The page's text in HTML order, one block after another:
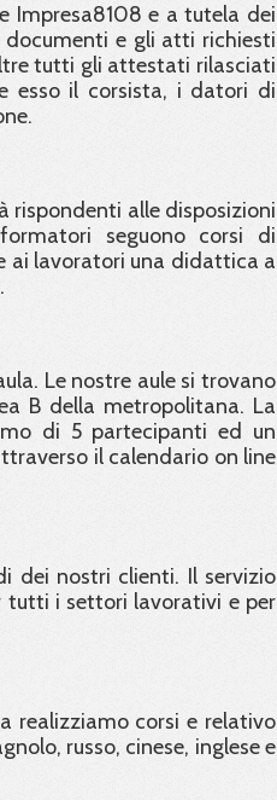
Impresa8108 e a tutela dei
e gli atti richiesti
tutti gli attestati rilasciati
esso il corsista, i datori di
rispondenti alle disposizioni
seguono corsi di
ai lavoratori una didattica a
Le nostre aule si trovano
B della metropolitana. La
di 5 partecipanti ed un
il calendario on line
dei nostri clienti. Il servizio
tutti i settori lavorativi e per
realizziamo corsi e relativo
russo, cinese, inglese e